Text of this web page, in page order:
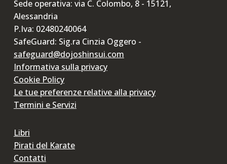
Sede operativa: via C. Colombo, 8 - 15121,
Alessandria
P.Iva: 02480240064
SafeGuard: Sig.ra Cinzia Oggero -
safeguard@dojoshinsui.com
Informativa sulla privacy
Cookie Policy
Le tue preferenze relative alla privacy
Termini e Servizi
Libri
Pirati del Karate
Contatti